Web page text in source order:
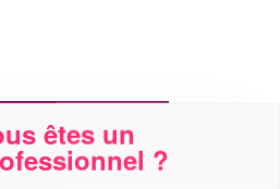
êtes un
?